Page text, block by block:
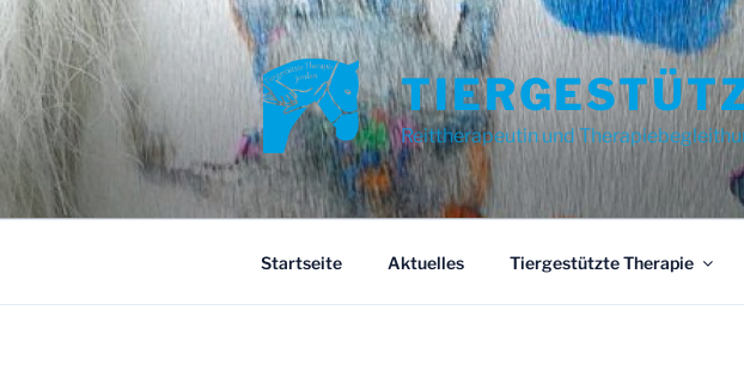
Zum
Inhalt
springen
Reittherapeutin und
Startseite Aktuelles Tiergestützte Therapie